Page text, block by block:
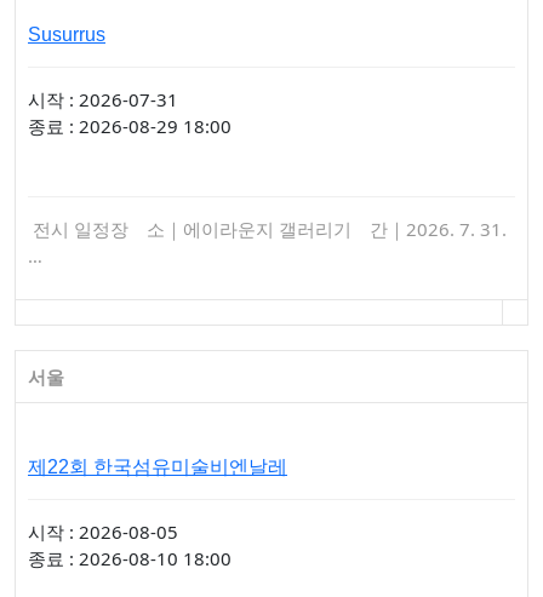
Susurrus
시작 : 2026-07-31
종료 : 2026-08-29 18:00
전시 일정장 소｜에이라운지 갤러리기 간｜2026. 7. 31.
…
서울
제22회 한국섬유미술비엔날레
시작 : 2026-08-05
종료 : 2026-08-10 18:00